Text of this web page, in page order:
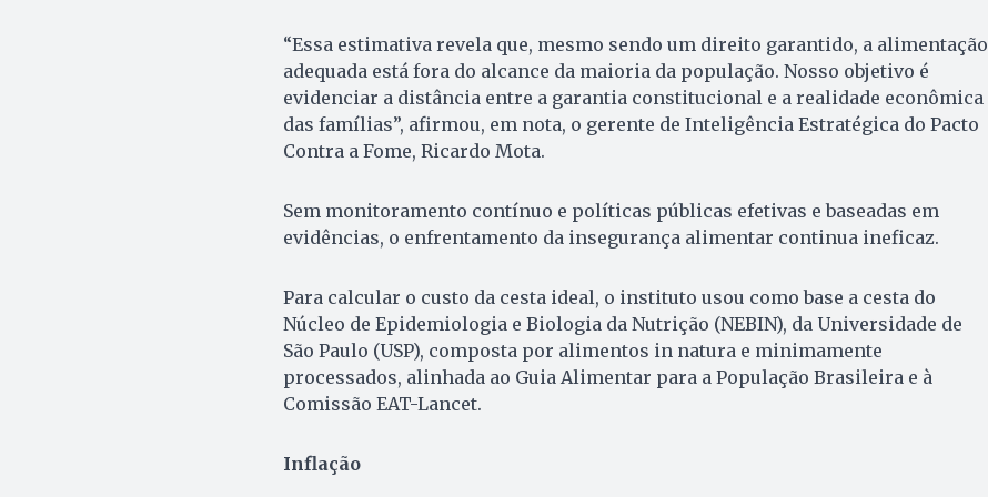
“Essa estimativa revela que, mesmo sendo um direito garantido, a alimentação
adequada está fora do alcance da maioria da população. Nosso objetivo é
evidenciar a distância entre a garantia constitucional e a realidade econômica
das famílias”, afirmou, em nota, o gerente de Inteligência Estratégica do Pacto
Contra a Fome, Ricardo Mota.
Sem monitoramento contínuo e políticas públicas efetivas e baseadas em
evidências, o enfrentamento da insegurança alimentar continua ineficaz.
Para calcular o custo da cesta ideal, o instituto usou como base a cesta do
Núcleo de Epidemiologia e Biologia da Nutrição (NEBIN), da Universidade de
São Paulo (USP), composta por alimentos in natura e minimamente
processados, alinhada ao Guia Alimentar para a População Brasileira e à
Comissão EAT-Lancet.
Inflação